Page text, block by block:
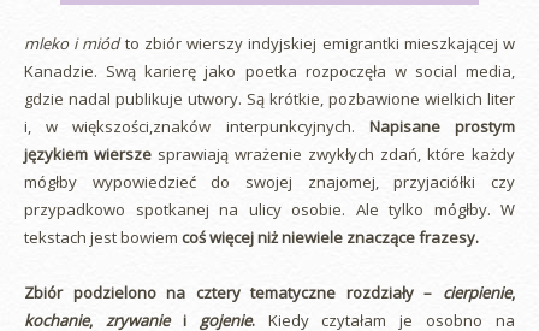
mleko i miódto zbiór wierszy indyjskiej emigrantki mieszkającej w
Kanadzie. Swą karierę jako poetka rozpoczęła w social media,
gdzie nadal publikuje utwory. Są krótkie, pozbawione wielkich liter
i, w większości,znaków interpunkcyjnych. Napisane prostym
językiem wiersze sprawiają wrażenie zwykłych zdań, które każdy
mógłby wypowiedzieć do swojej znajomej, przyjaciółki czy
przypadkowo spotkanej na ulicy osobie. Ale tylko mógłby. W
tekstach jest bowiem coś więcej niż niewiele znaczące frazesy.
Zbiór podzielono na cztery tematyczne rozdziały – cierpienie,
kochanie, zrywanie i gojenie. Kiedy czytałam je osobno na